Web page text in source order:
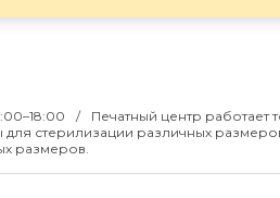
Печатный центр работает
стерилизации различных
размеров.